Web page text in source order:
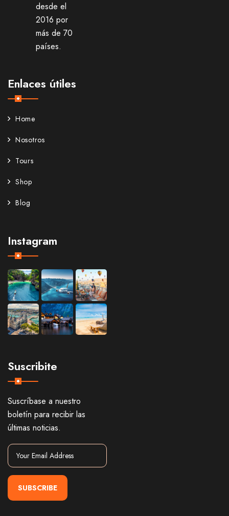
desde el
2016 por
más de 70
países.
Enlaces útiles
Home
Nosotros
Tours
Shop
Blog
Instagram
Suscribite
Suscríbase a nuestro
boletín para recibir las
últimas noticias.
SUBSCRIBE
Alternative: